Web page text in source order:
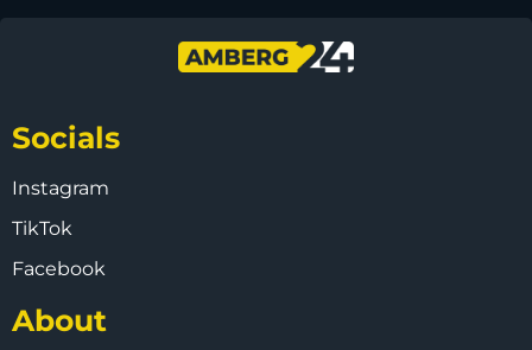
Socials
Instagram
TikTok
Facebook
About